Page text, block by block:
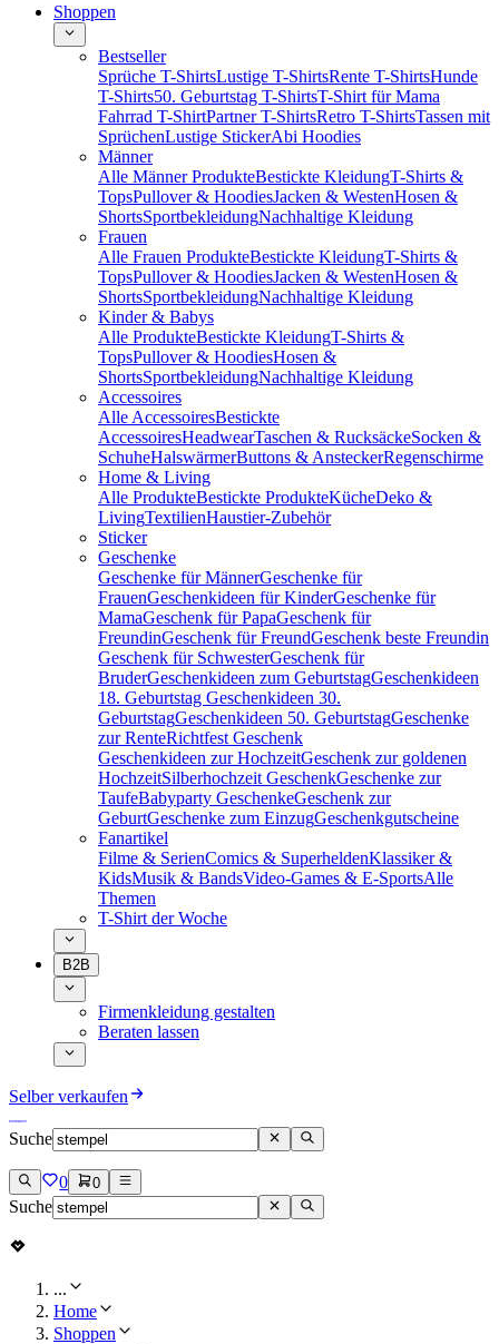
Shoppen
Bestseller
Sprüche T-ShirtsLustige T-ShirtsRente T-ShirtsHunde
T-Shirts50. Geburtstag T-ShirtsT-Shirt für Mama
Fahrrad T-ShirtPartner T-ShirtsRetro T-ShirtsTassen mit
SprüchenLustige StickerAbi Hoodies
Männer
Alle Männer ProdukteBestickte KleidungT-Shirts &
TopsPullover & HoodiesJacken & WestenHosen &
ShortsSportbekleidungNachhaltige Kleidung
Frauen
Alle Frauen ProdukteBestickte KleidungT-Shirts &
TopsPullover & HoodiesJacken & WestenHosen &
ShortsSportbekleidungNachhaltige Kleidung
Kinder & Babys
Alle ProdukteBestickte KleidungT-Shirts &
TopsPullover & HoodiesHosen &
ShortsSportbekleidungNachhaltige Kleidung
Accessoires
Alle AccessoiresBestickte
AccessoiresHeadwearTaschen & RucksäckeSocken &
SchuheHalswärmerButtons & AnsteckerRegenschirme
Home & Living
Alle ProdukteBestickte ProdukteKücheDeko &
LivingTextilienHaustier-Zubehör
Sticker
Geschenke
Geschenke für MännerGeschenke für
FrauenGeschenkideen für KinderGeschenke für
MamaGeschenk für PapaGeschenk für
FreundinGeschenk für FreundGeschenk beste Freundin
Geschenk für SchwesterGeschenk für
BruderGeschenkideen zum GeburtstagGeschenkideen
18. Geburtstag Geschenkideen 30.
GeburtstagGeschenkideen 50. GeburtstagGeschenke
zur RenteRichtfest Geschenk
Geschenkideen zur HochzeitGeschenk zur goldenen
HochzeitSilberhochzeit GeschenkGeschenke zur
TaufeBabyparty GeschenkeGeschenk zur
GeburtGeschenke zum EinzugGeschenkgutscheine
Fanartikel
Filme & SerienComics & SuperheldenKlassiker &
KidsMusik & BandsVideo-Games & E-SportsAlle
Themen
T-Shirt der Woche
B2B
Firmenkleidung gestalten
Beraten lassen
Selber verkaufen
Suche
0 0
Suche
...
Home
Shoppen